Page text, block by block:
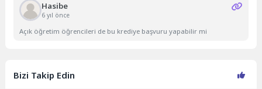
Hasibe
6 yıl önce
Açık öğretim öğrencileri de bu krediye başvuru yapabilir mi
Bizi Takip Edin